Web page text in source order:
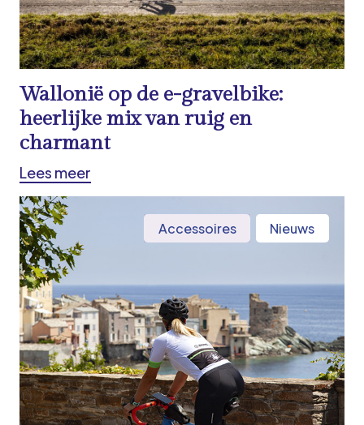
Wallonië op de e-gravelbike:
heerlijke mix van ruig en
charmant
Lees meer
Accessoires Nieuws